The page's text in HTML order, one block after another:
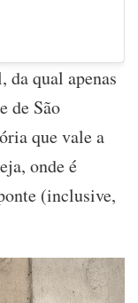
qual apenas
de São
que vale a
onde é
(inclusive,